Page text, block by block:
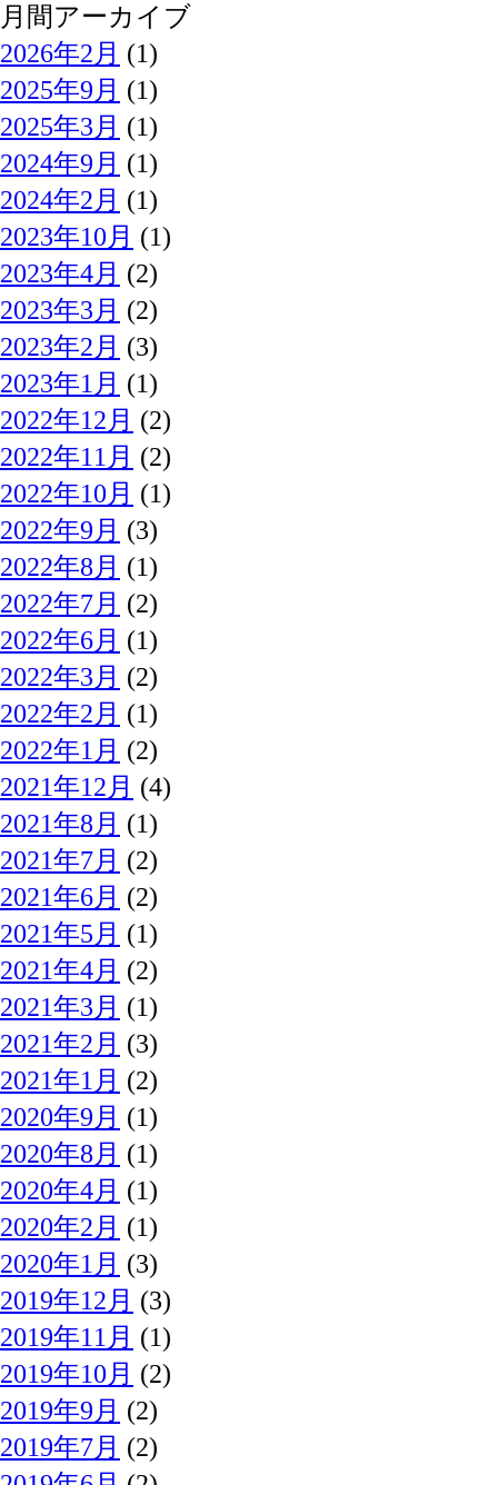
月間アーカイブ
2026年2月 (1)
2025年9月 (1)
2025年3月 (1)
2024年9月 (1)
2024年2月 (1)
2023年10月 (1)
2023年4月 (2)
2023年3月 (2)
2023年2月 (3)
2023年1月 (1)
2022年12月 (2)
2022年11月 (2)
2022年10月 (1)
2022年9月 (3)
2022年8月 (1)
2022年7月 (2)
2022年6月 (1)
2022年3月 (2)
2022年2月 (1)
2022年1月 (2)
2021年12月 (4)
2021年8月 (1)
2021年7月 (2)
2021年6月 (2)
2021年5月 (1)
2021年4月 (2)
2021年3月 (1)
2021年2月 (3)
2021年1月 (2)
2020年9月 (1)
2020年8月 (1)
2020年4月 (1)
2020年2月 (1)
2020年1月 (3)
2019年12月 (3)
2019年11月 (1)
2019年10月 (2)
2019年9月 (2)
2019年7月 (2)